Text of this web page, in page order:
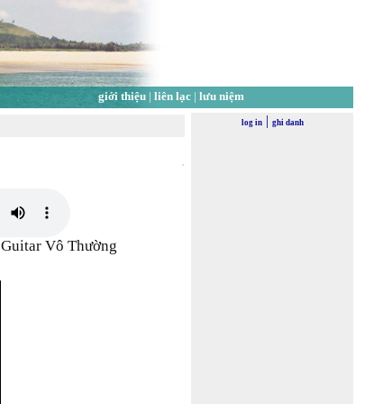
giới thiệu| liên lạc| lưu niệm
Vô Thường
log in| ghi danh